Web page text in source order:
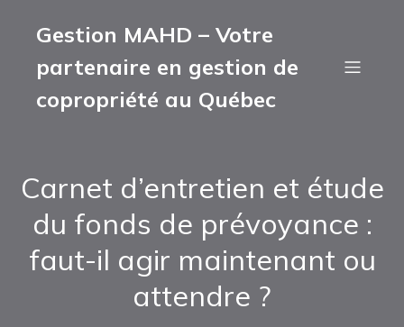
Gestion MAHD – Votre
partenaire en gestion de
copropriété au Québec
Carnet d’entretien et étude
du fonds de prévoyance :
faut-il agir maintenant ou
attendre ?